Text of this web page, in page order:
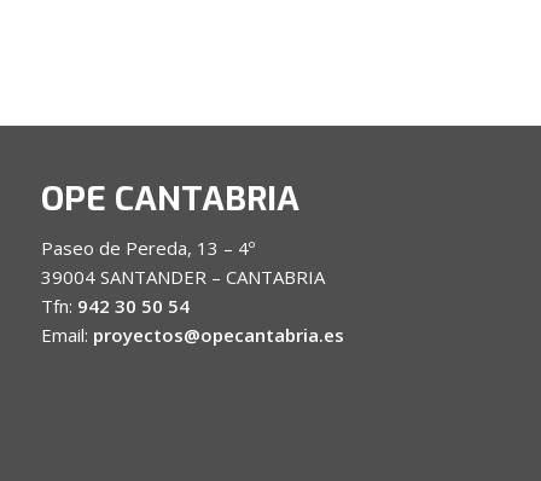
OPE CANTABRIA
Paseo de Pereda, 13 – 4º
39004 SANTANDER – CANTABRIA
Tfn: 942 30 50 54
Email: proyectos@opecantabria.es